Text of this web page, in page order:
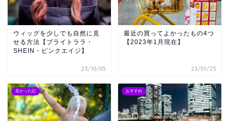
ウィッグを少しでも自然に見
せる方法【ブライトララ・
SHEIN・ピンクエイジ】
23/10/05
最近の買ってよかったもの4つ
【2023年1月現在】
23/01/25
良かった記 おすすめ